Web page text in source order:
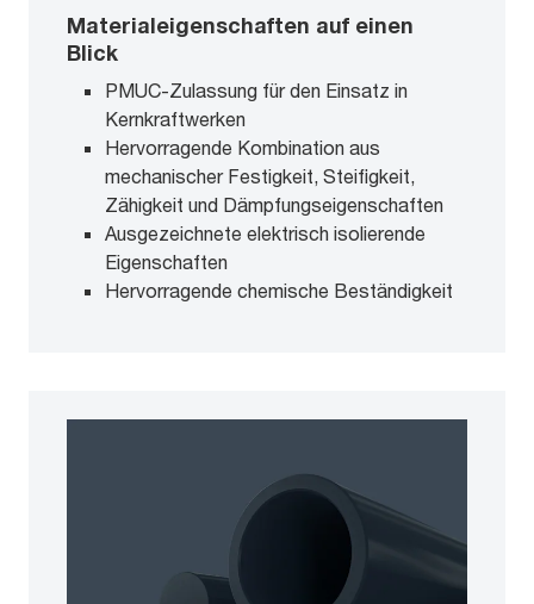
Materialeigenschaften auf einen
Blick
PMUC-Zulassung für den Einsatz in
Kernkraftwerken
Hervorragende Kombination aus
mechanischer Festigkeit, Steifigkeit,
Zähigkeit und Dämpfungseigenschaften
Ausgezeichnete elektrisch isolierende
Eigenschaften
Hervorragende chemische Beständigkeit